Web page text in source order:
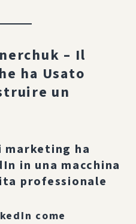
– Il
ha Usato
un
marketing ha
in una macchina
professionale
come